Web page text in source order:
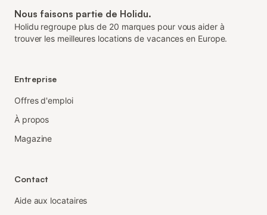
Nous faisons partie de Holidu.
Holidu regroupe plus de 20 marques pour vous aider à
trouver les meilleures locations de vacances en Europe.
Entreprise
Offres d'emploi
À propos
Magazine
Contact
Aide aux locataires